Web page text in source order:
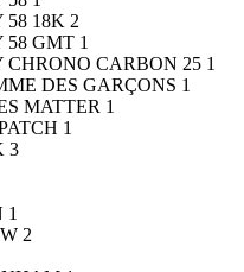
18K 2
58 GMT 1
CARBON 25 1
DES GARÇONS 1
MATTER 1
1
3
1
2